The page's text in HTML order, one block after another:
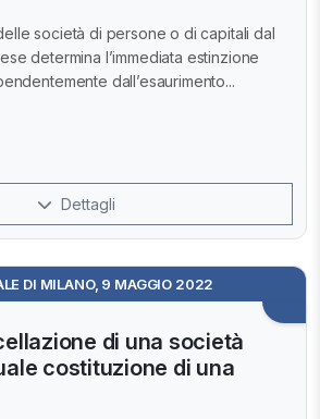
società di persone o di capitali dal
determina l’immediata estinzione
dall’esaurimento...
Dettagli
DI MILANO, 9 MAGGIO 2022
di una società
costituzione di una